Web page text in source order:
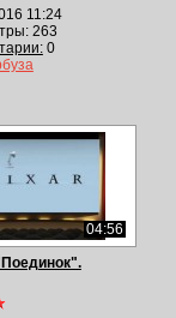
11:24
263
0
04:56